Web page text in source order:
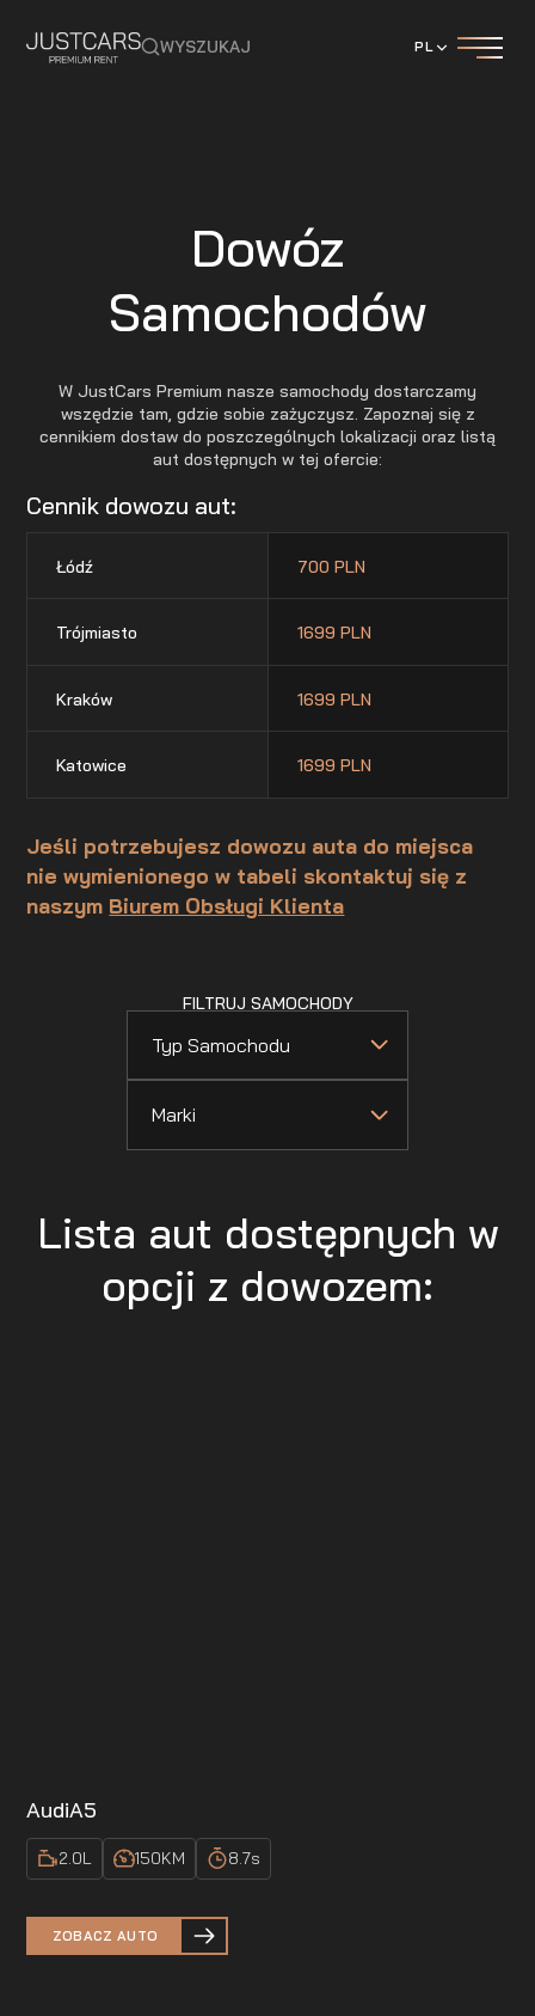
WYSZUKAJ PL
Dowóz
Samochodów
W JustCars Premium nasze samochody dostarczamy
wszędzie tam, gdzie sobie zażyczysz. Zapoznaj się z
cennikiem dostaw do poszczególnych lokalizacji oraz listą
aut dostępnych w tej ofercie:
Cennik dowozu aut:
Łódź 700 PLN
Trójmiasto 1699 PLN
Kraków 1699 PLN
Katowice 1699 PLN
Jeśli potrzebujesz dowozu auta do miejsca
nie wymienionego w tabeli skontaktuj się z
naszym Biurem Obsługi Klienta
FILTRUJ SAMOCHODY
Typ Samochodu
Marki
Lista aut dostępnych w
opcji z dowozem:
AudiA5
2.0L 150KM 8.7s
ZOBACZ AUTO